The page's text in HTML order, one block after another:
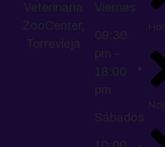
Veterinaria
ZooCenter,
Torrevieja
Viernes
09:30
pm –
18:00
pm
Sábados